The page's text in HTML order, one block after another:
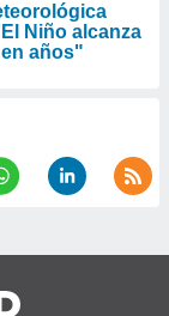
Niño alcanza
años"